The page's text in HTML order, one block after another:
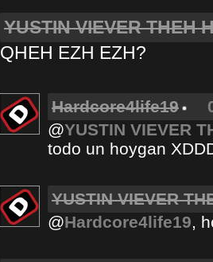
YUSTIN VIEVER THEH
QHEH EZH EZH?
Hardcore4life19
@YUSTIN VIEVER
todo un hoygan
YUSTIN VIEVER
@Hardcore4life19,